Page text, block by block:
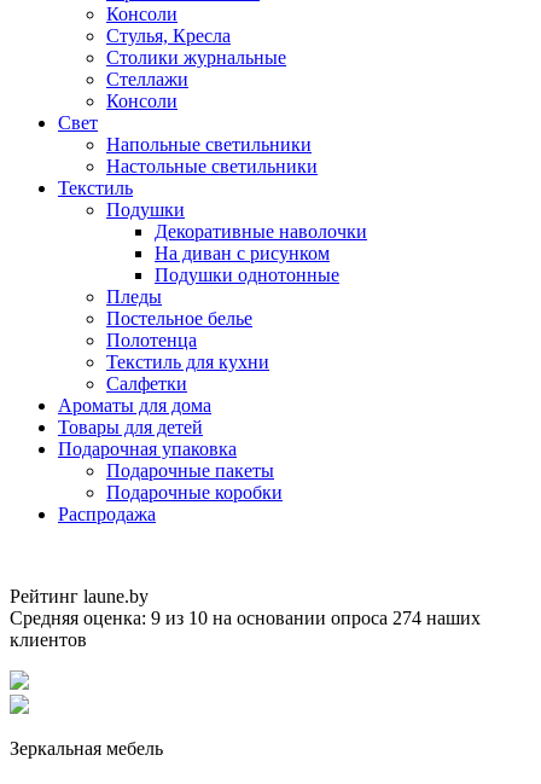
Консоли
Стулья, Кресла
Столики журнальные
Стеллажи
Консоли
Свет
Напольные светильники
Настольные светильники
Текстиль
Подушки
Декоративные наволочки
На диван с рисунком
Подушки однотонные
Пледы
Постельное белье
Полотенца
Текстиль для кухни
Салфетки
Ароматы для дома
Товары для детей
Подарочная упаковка
Подарочные пакеты
Подарочные коробки
Распродажа
Рейтинг laune.by
Средняя оценка: 9 из 10 на основании опроса 274 наших
клиентов
Зеркальная мебель